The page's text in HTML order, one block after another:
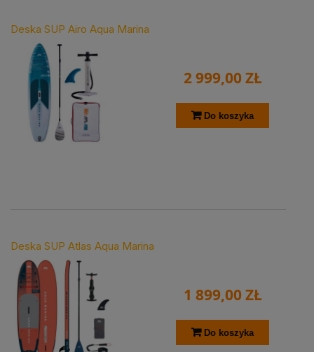
Deska SUP Airo Aqua Marina
2 999,00 ZŁ
Do koszyka
Deska SUP Atlas Aqua Marina
1 899,00 ZŁ
Do koszyka